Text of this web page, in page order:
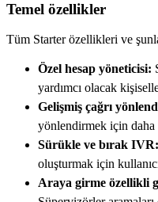
Temel özellikler
Tüm Starter özellikleri ve
Özel hesap yöneticisi:
yardımcı olacak
Gelişmiş çağrı
yönlendirmek için daha
Sürükle ve bırak IVR:
oluşturmak için
Araya girme özellikli